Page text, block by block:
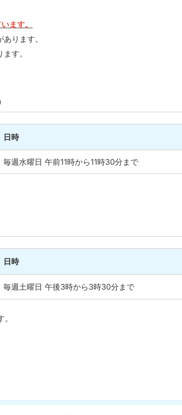
ます。
ります。
す。
日時
毎週水曜日 午前11時から11時30分まで
日時
毎週土曜日 午後3時から3時30分まで